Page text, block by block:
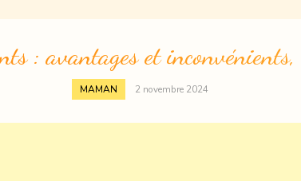
: avantages et inconvénients,
MAMAN 2 novembre 2024